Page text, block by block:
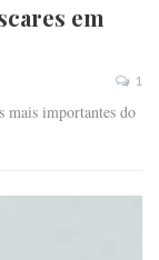
em
1
mais importantes do